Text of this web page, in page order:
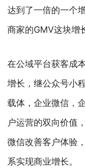
达到了一倍的一个
商家的GMV这块增
在公域平台获客成
增长，继公众号小
载体，企业微信，
户运营的双向价值
微信改善客户体验
系实现商业增长。